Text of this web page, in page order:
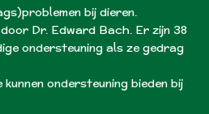
bij dieren.
Dr. Edward Bach. Er zijn 38
ondersteuning als ze gedrag
ondersteuning bieden bij